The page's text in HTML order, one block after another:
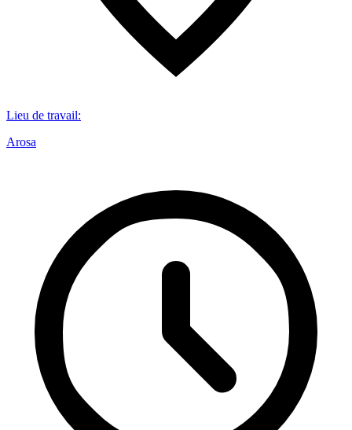
Lieu de travail:
Arosa